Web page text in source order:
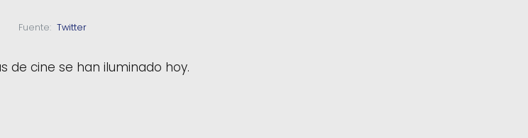
  Fuente:
Twitter
de cine se han iluminado hoy.